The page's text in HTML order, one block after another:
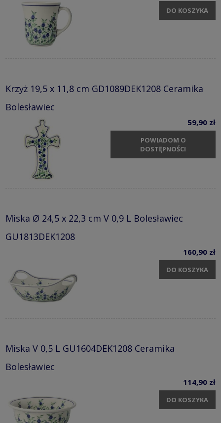
DO KOSZYKA
Krzyż 19,5 x 11,8 cm GD1089DEK1208 Ceramika
Bolesławiec
59,90 zł
POWIADOM O
DOSTĘPNOŚCI
Miska Ø 24,5 x 22,3 cm V 0,9 L Bolesławiec
GU1813DEK1208
160,90 zł
DO KOSZYKA
Miska V 0,5 L GU1604DEK1208 Ceramika
Bolesławiec
114,90 zł
DO KOSZYKA